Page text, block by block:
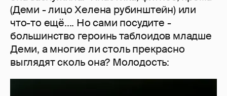
(Деми - лицо Хелена рубинштейн) или
что-то ещё.... Но сами посудите -
большинство героинь таблоидов младше
Деми, а многие ли столь прекрасно
выглядят сколь она? Молодость: